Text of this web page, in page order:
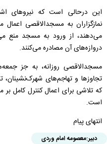
این درحالی است که نیروهای
نمازگزاران به مسجدالاقصی اعمال
می‌دهند، از ورود به مسجد منع
دروازه‌های آن مصادره می‌کنند.
مسجدالاقصی روزانه، به جز
تجاوزها و تهاجم‌های
که تلاشی برای اعمال کنترل کامل
است.
انتهای پیام
دبیر:معصومه امام وردی